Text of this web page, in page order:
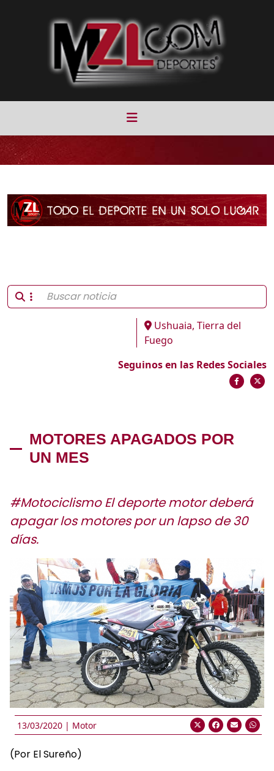
Ushuaia, Tierra del
Fuego
Seguinos en las Redes Sociales
MOTORES APAGADOS POR
UN MES
#Motociclismo El deporte motor deberá
apagar los motores por un lapso de 30
días.
13/03/2020 | Motor
(Por El Sureño)